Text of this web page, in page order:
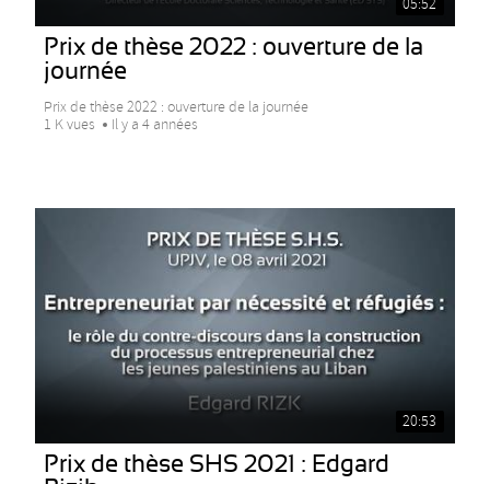
Prix de thèse 2022 : ouverture de la
journée
Prix de thèse 2022 : ouverture de la journée
1 K vues
Il y a 4 années
20:53
Prix de thèse SHS 2021 : Edgard